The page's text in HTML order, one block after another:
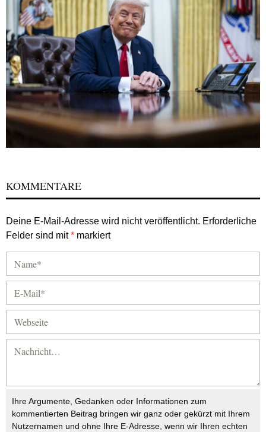
KOMMENTARE
Deine E-Mail-Adresse wird nicht veröffentlicht. Erforderliche
Felder sind mit* markiert
Ihre Argumente, Gedanken oder Informationen zum
kommentierten Beitrag bringen wir ganz oder gekürzt mit Ihrem
Nutzernamen und ohne Ihre E-Adresse, wenn wir Ihren echten